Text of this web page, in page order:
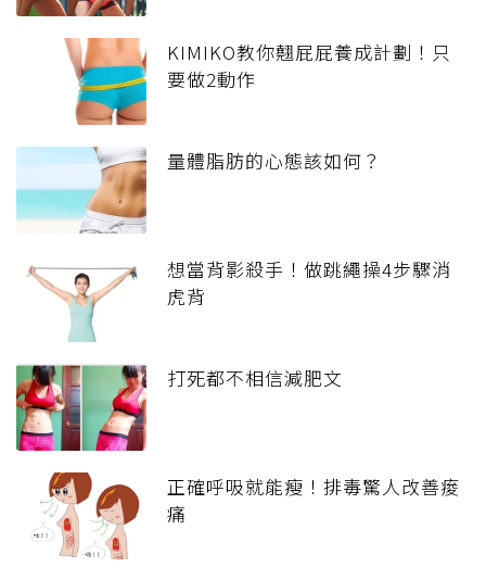
KIMIKO教你翹屁屁養成計劃！只
要做2動作
量體脂肪的心態該如何？
想當背影殺手！做跳繩操4步驟消
虎背
打死都不相信減肥文
正確呼吸就能瘦！排毒驚人改善痠
痛